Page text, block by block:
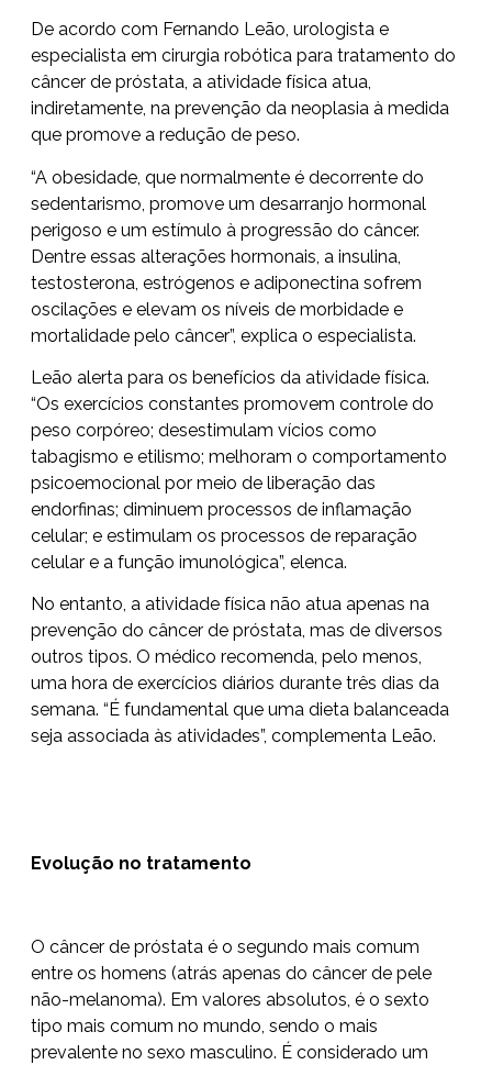
De acordo com Fernando Leão, urologista e
especialista em cirurgia robótica para tratamento do
câncer de próstata, a atividade física atua,
indiretamente, na prevenção da neoplasia à medida
que promove a redução de peso.
“A obesidade, que normalmente é decorrente do
sedentarismo, promove um desarranjo hormonal
perigoso e um estímulo à progressão do câncer.
Dentre essas alterações hormonais, a insulina,
testosterona, estrógenos e adiponectina sofrem
oscilações e elevam os níveis de morbidade e
mortalidade pelo câncer”, explica o especialista.
Leão alerta para os benefícios da atividade física.
“Os exercícios constantes promovem controle do
peso corpóreo; desestimulam vícios como
tabagismo e etilismo; melhoram o comportamento
psicoemocional por meio de liberação das
endorfinas; diminuem processos de inflamação
celular; e estimulam os processos de reparação
celular e a função imunológica”, elenca.
No entanto, a atividade física não atua apenas na
prevenção do câncer de próstata, mas de diversos
outros tipos. O médico recomenda, pelo menos,
uma hora de exercícios diários durante três dias da
semana. “É fundamental que uma dieta balanceada
seja associada às atividades”, complementa Leão.
Evolução no tratamento
O câncer de próstata é o segundo mais comum
entre os homens (atrás apenas do câncer de pele
não-melanoma). Em valores absolutos, é o sexto
tipo mais comum no mundo, sendo o mais
prevalente no sexo masculino. É considerado um